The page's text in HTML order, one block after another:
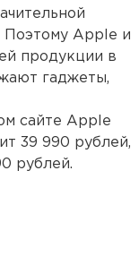
Поэтому Apple и
продукции в
гаджеты,
сайте Apple
39 990 рублей,
рублей.